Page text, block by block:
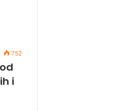
752
i